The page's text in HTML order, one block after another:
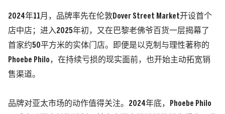
2024年11月，品牌率先在伦敦Dover Street Market开设首个
店中店；进入2025年初，又在巴黎老佛爷百货一层揭幕了
首家约50平方米的实体门店。即便是以克制与理性著称的
Phoebe Philo，在持续亏损的现实面前，也开始主动拓宽销
售渠道。
品牌对亚太市场的动作值得关注。2024年底，Phoebe Philo